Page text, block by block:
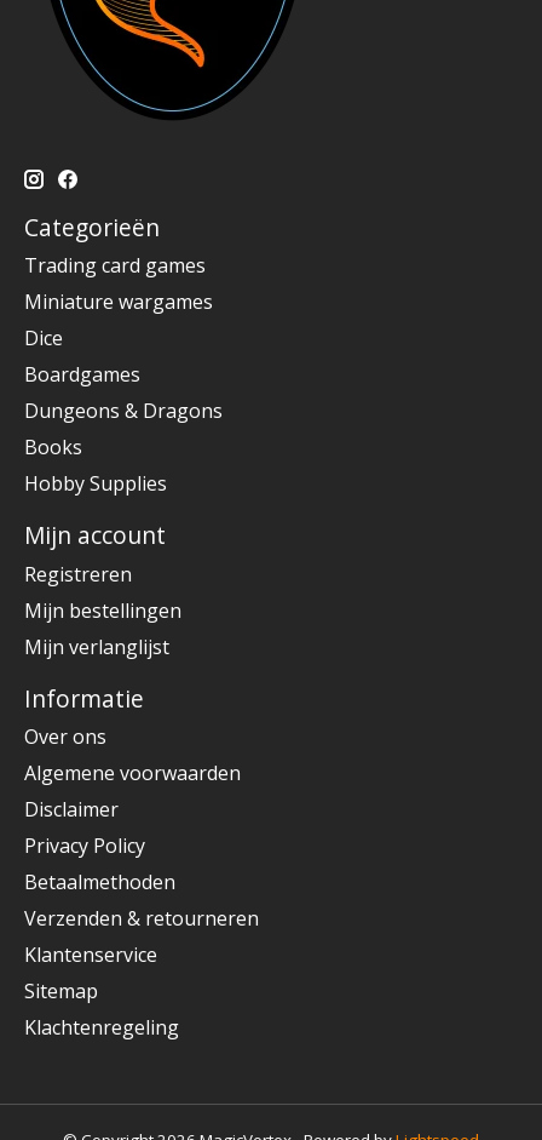
Categorieën
Trading card games
Miniature wargames
Dice
Boardgames
Dungeons & Dragons
Books
Hobby Supplies
Mijn account
Registreren
Mijn bestellingen
Mijn verlanglijst
Informatie
Over ons
Algemene voorwaarden
Disclaimer
Privacy Policy
Betaalmethoden
Verzenden & retourneren
Klantenservice
Sitemap
Klachtenregeling